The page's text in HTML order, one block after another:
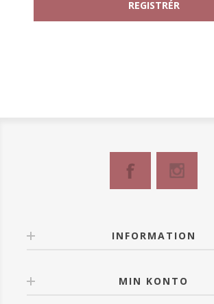
INFORMATION
MIN KONTO